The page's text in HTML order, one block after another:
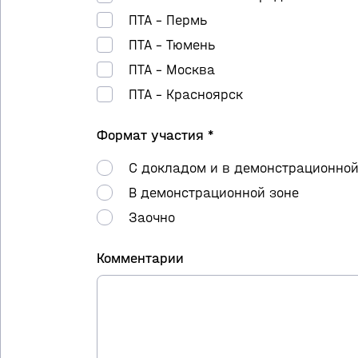
ПТА – Пермь
ПТА – Тюмень
ПТА – Москва
ПТА – Красноярск
Формат участия *
С докладом и в
В демонстрационной зоне
Заочно
Комментарии